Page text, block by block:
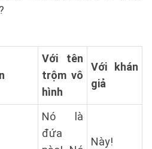
Với tên
trộm vô
hình
Với khán
giả
Nó là
đứa
Này!